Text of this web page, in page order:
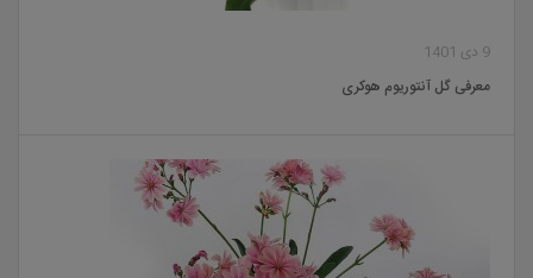
9 دی 1401
معرفی گل آنتوریوم هوکری